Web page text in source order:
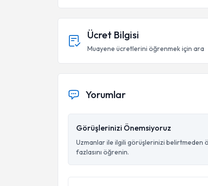
Ücret Bilgisi
Muayene ücretlerini öğrenmek için ara
Yorumlar
Görüşlerinizi Önemsiyoruz
Uzmanlar ile ilgili görüşlerinizi belirtmeden
fazlasını öğrenin.